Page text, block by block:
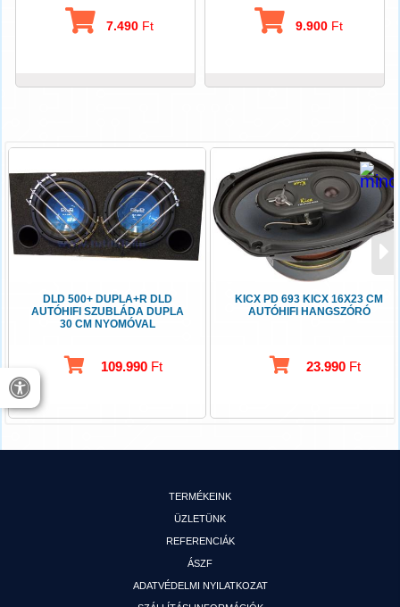
7.490 Ft 9.900 Ft
DLD 500+ DUPLA+R DLD
AUTÓHIFI SZUBLÁDA DUPLA
30 CM NYOMÓVAL
109.990 Ft
KICX PD 693 KICX 16X23 CM
AUTÓHIFI HANGSZÓRÓ
23.990 Ft
TERMÉKEINK
ÜZLETÜNK
REFERENCIÁK
ÁSZF
ADATVÉDELMI NYILATKOZAT